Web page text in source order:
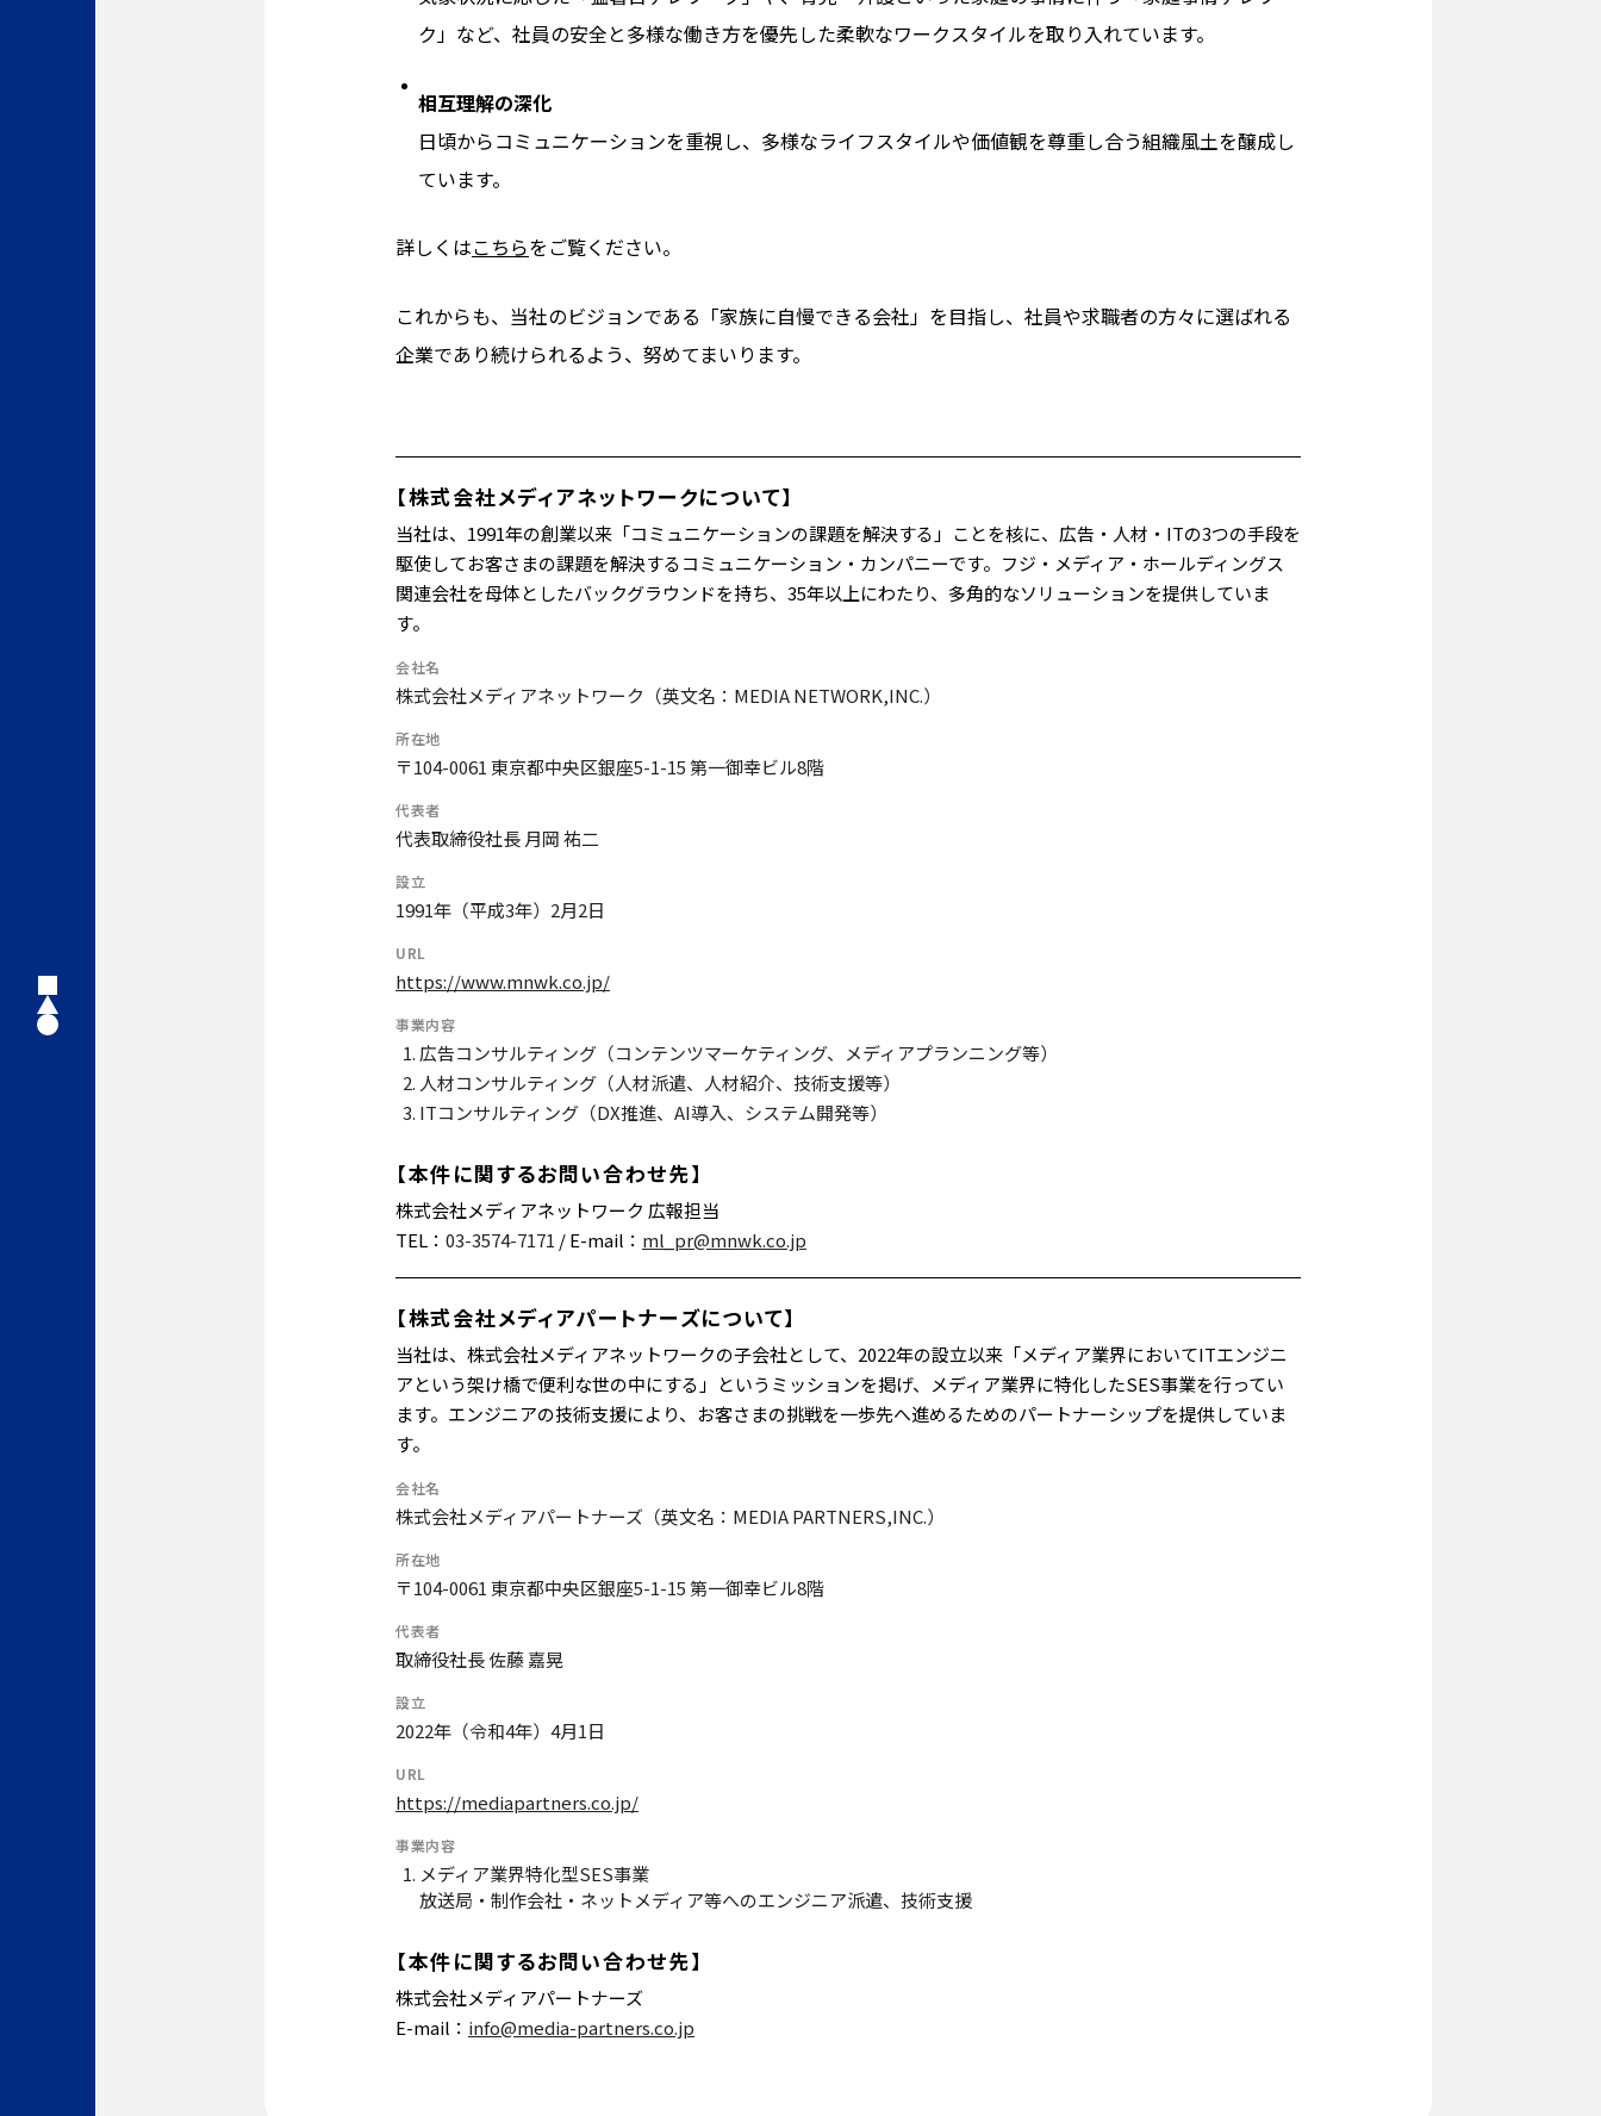
ク」など、社員の安全と多様な働き方を優先した柔軟なワークスタイルを取り入れています。
相互理解の深化
日頃からコミュニケーションを重視し、多様なライフスタイルや価値観を尊重し合う組織風土を醸成し
ています。
詳しくはこちらをご覧ください。
これからも、当社のビジョンである「家族に自慢できる会社」を目指し、社員や求職者の方々に選ばれる
企業であり続けられるよう、努めてまいります。
【株式会社メディアネットワークについて】
当社は、1991年の創業以来「コミュニケーションの課題を解決する」ことを核に、広告・人材・ITの3つの手段を
駆使してお客さまの課題を解決するコミュニケーション・カンパニーです。フジ・メディア・ホールディングス
関連会社を母体としたバックグラウンドを持ち、35年以上にわたり、多角的なソリューションを提供していま
す。
会社名
株式会社メディアネットワーク（英文名：MEDIA NETWORK,INC.）
所在地
〒104-0061 東京都中央区銀座5-1-15 第一御幸ビル8階
代表者
代表取締役社長 月岡 祐二
設立
1991年（平成3年）2月2日
URL
https://www.mnwk.co.jp/
事業内容
広告コンサルティング（コンテンツマーケティング、メディアプランニング等）
人材コンサルティング（人材派遣、人材紹介、技術支援等）
ITコンサルティング（DX推進、AI導入、システム開発等）
【本件に関するお問い合わせ先】
株式会社メディアネットワーク 広報担当
TEL： 03-3574-7171 / E-mail： ml_pr@mnwk.co.jp
【株式会社メディアパートナーズについて】
当社は、株式会社メディアネットワークの子会社として、2022年の設立以来「メディア業界においてITエンジニ
アという架け橋で便利な世の中にする」というミッションを掲げ、メディア業界に特化したSES事業を行ってい
ます。エンジニアの技術支援により、お客さまの挑戦を一歩先へ進めるためのパートナーシップを提供していま
す。
会社名
株式会社メディアパートナーズ（英文名：MEDIA PARTNERS,INC.）
所在地
〒104-0061 東京都中央区銀座5-1-15 第一御幸ビル8階
代表者
取締役社長 佐藤 嘉晃
設立
2022年（令和4年）4月1日
URL
https://mediapartners.co.jp/
事業内容
メディア業界特化型SES事業
放送局・制作会社・ネットメディア等へのエンジニア派遣、技術支援
【本件に関するお問い合わせ先】
株式会社メディアパートナーズ
E-mail： info@media-partners.co.jp